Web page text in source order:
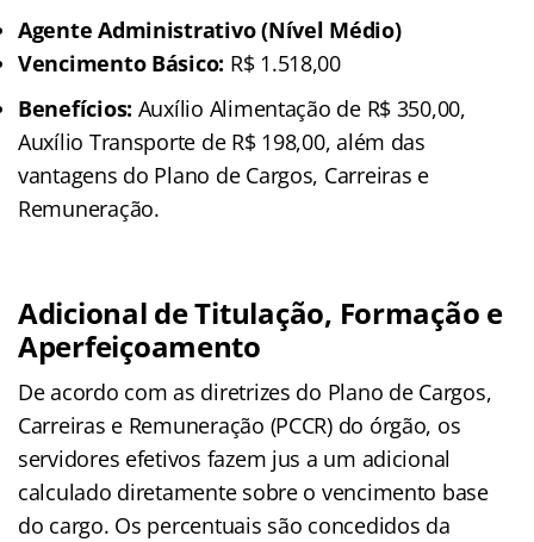
Agente Administrativo (Nível Médio)
Vencimento Básico: R$ 1.518,00
Benefícios: Auxílio Alimentação de R$ 350,00,
Auxílio Transporte de R$ 198,00, além das
vantagens do Plano de Cargos, Carreiras e
Remuneração.
Adicional de Titulação, Formação e
Aperfeiçoamento
De acordo com as diretrizes do Plano de Cargos,
Carreiras e Remuneração (PCCR) do órgão, os
servidores efetivos fazem jus a um adicional
calculado diretamente sobre o vencimento base
do cargo. Os percentuais são concedidos da